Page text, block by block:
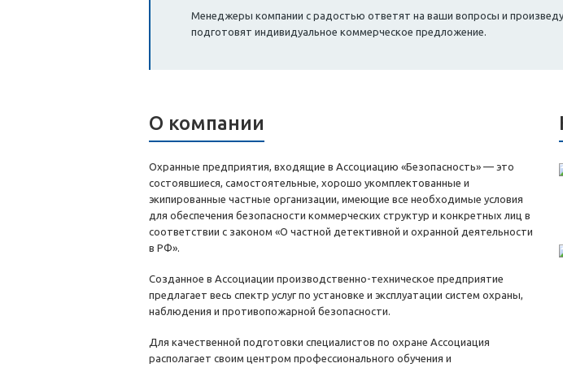
Менеджеры компании с радостью ответят на ваши вопросы и
подготовят индивидуальное коммерческое предложение.
О компании
Охранные предприятия, входящие в Ассоциацию «Безопасность» — это
состоявшиеся, самостоятельные, хорошо укомплектованные и
экипированные частные организации, имеющие все необходимые условия
для обеспечения безопасности коммерческих структур и конкретных лиц в
соответствии с законом «О частной детективной и охранной деятельности
в РФ».
Созданное в Ассоциации производственно-техническое предприятие
предлагает весь спектр услуг по установке и эксплуатации систем охраны,
наблюдения и противопожарной безопасности.
Для качественной подготовки специалистов по охране Ассоциация
располагает своим центром профессионального обучения и